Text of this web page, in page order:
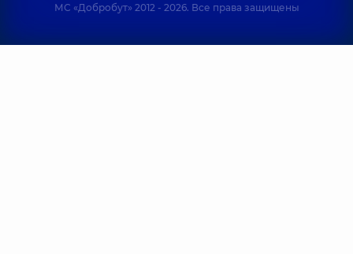
МС «Добробут» 2012 - 2026. Все права защищены